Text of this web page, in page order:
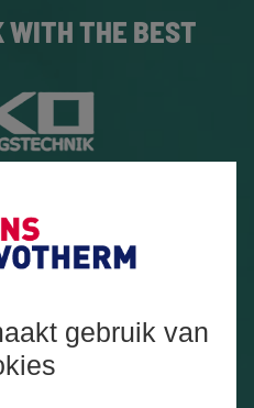
gebruik van
WITH THE BEST